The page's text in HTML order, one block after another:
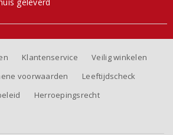
Klantenservice
Veilig winkelen
voorwaarden
Leeftijdscheck
Herroepingsrecht